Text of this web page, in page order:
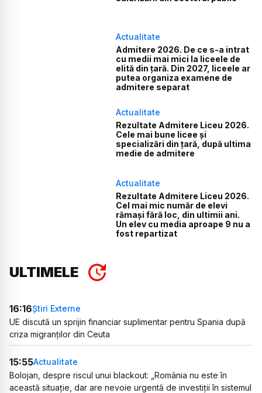
Actualitate
Admitere 2026. De ce s-a intrat
cu medii mai mici la liceele de
elită din țară. Din 2027, liceele ar
putea organiza examene de
admitere separat
Actualitate
Rezultate Admitere Liceu 2026.
Cele mai bune licee și
specializări din țară, după ultima
medie de admitere
Actualitate
Rezultate Admitere Liceu 2026.
Cel mai mic număr de elevi
rămași fără loc, din ultimii ani.
Un elev cu media aproape 9 nu a
fost repartizat
ULTIMELE
16:16Știri Externe
UE discută un sprijin financiar suplimentar pentru Spania după
criza migranților din Ceuta
15:55Actualitate
Bolojan, despre riscul unui blackout: „România nu este în
această situație, dar are nevoie urgentă de investiții în sistemul